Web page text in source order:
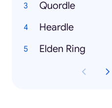
Quordle
Heardle
Elden Ring